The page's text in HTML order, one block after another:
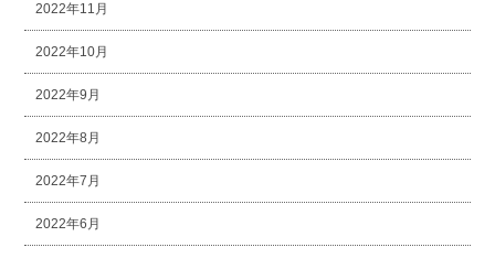
2022年11月
2022年10月
2022年9月
2022年8月
2022年7月
2022年6月